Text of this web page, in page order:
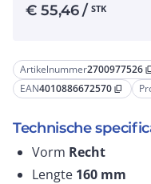
Artikelnummer2700977526
EAN4010886672570 content_copy
Technische
Vorm Recht
Lengte 160 mm
€55,46/ STK